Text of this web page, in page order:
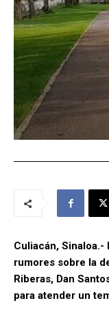
Culiacán,
rumores sobre la
Riberas, Dan
para atender un